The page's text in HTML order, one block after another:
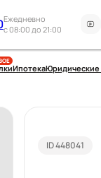
Ежедневно
c 08:00 до 21:00
ИпотекаЮридические
ID 448041